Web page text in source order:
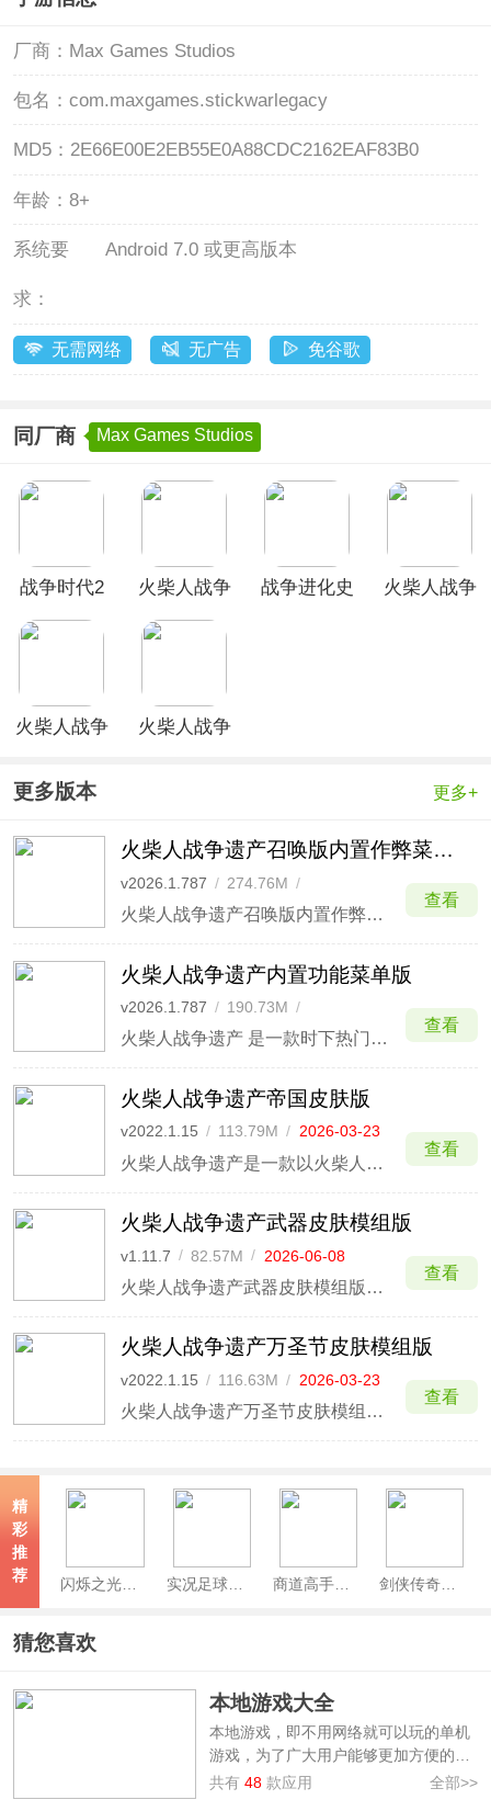
厂商： Max Games Studios
包名： com.maxgames.stickwarlegacy
MD5： 2E66E00E2EB55E0A88CDC2162EAF83B0
年龄： 8+
系统要
求：
Android 7.0 或更高版本
无需网络 无广告 免谷歌
同厂商 Max Games Studios
战争时代2
火柴人战争
战争进化史
火柴人战争
火柴人战争
火柴人战争
更多版本 更多+
火柴人战争遗产召唤版内置作弊菜单最新版
v2026.1.787 / 274.76M /
2026-05-04
火柴人战争遗产召唤版内置作弊菜单最新版是一款以火柴人为题材的战争类动作手游，游戏整体玩法趣味性十足，多种游戏模式可随意选择。游戏以精约的画风设计，加上玩家都喜爱的火柴人系列，让整个游戏质感变得更加炫酷，并且在游戏中，还拥有多种炫酷武器和皮肤可随时选择。
查看
火柴人战争遗产内置功能菜单版
v2026.1.787 / 190.73M /
2026-06-03
火柴人战争遗产 是一款时下热门的策略塔防类游戏，此版本包含全新的游戏玩法：僵尸模式，该模式为玩家提供了工人、矛手、巨人、剑士、弓箭手等多种不同类型的火柴人，活灵活现的描绘了火柴人战斗时的动作神态，十分逼真生动，为此赋予了游戏极高的可玩性。
查看
火柴人战争遗产帝国皮肤版
v2022.1.15 / 113.79M / 2026-03-23
火柴人战争遗产是一款以火柴人为题材的战争类动作游戏，本次小编带来的是火柴人战争遗产帝国皮肤版。该版本添加了帝国皮肤模组。并且添加了修改菜单，玩家可以解锁上帝模式、一击必杀以及大量金币，想要正常体验也可以输入“GAMEHAYVL”正常游玩。
查看
火柴人战争遗产武器皮肤模组版
v1.11.7 / 82.57M / 2026-06-08
火柴人战争遗产武器皮肤模组版是一款集火柴人皮肤于一体的修改版本，为玩家带来全新的游戏体验。在这个版本中，玩家将能够体验到各种皮肤，每种皮肤都拥有独特的外观设计和额外的加成效果。
查看
火柴人战争遗产万圣节皮肤模组版
v2022.1.15 / 116.63M / 2026-03-23
火柴人战争遗产万圣节皮肤模组版是一款由火柴人战争遗产改版而来的全新游戏版本。该版本将为玩家带来前所未有的游戏体验。在这个版本中，玩家将能够尽情享受到万圣节的狂欢氛围，感受到恐怖与惊喜的交织。
查看
精
彩
推
荐
闪烁之光官服 实况足球官服
猜您喜欢
本地游戏大全
本地游戏，即不用网络就可以玩的单机
游戏，为了广大用户能够更加方便的畅
玩手机游戏，本站专门整理制作了本地
共有48 款应用 全部>>